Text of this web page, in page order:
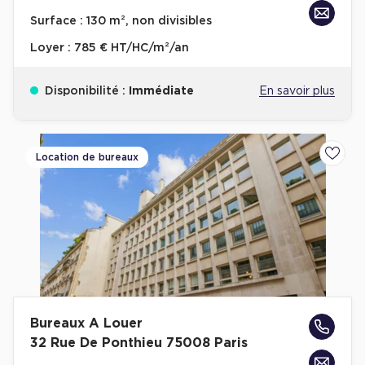
Achat de Bureaux à Rennes
Collections de Bureaux
Immeuble de bureaux avec services
Location bureaux Bellecour - Cordeliers (Lyon)
Haussmanniens
Location d'Entrepôts / Activités
Location d'Entrepôts / Activités à Aix-en-Provence
Surface : 130 m², non divisibles
Loyer : 785 € HT/HC/m²/an
Disponibilité : Immédiate En savoir plus
Location de bureaux
Bureaux A Louer
32 Rue De Ponthieu 75008 Paris